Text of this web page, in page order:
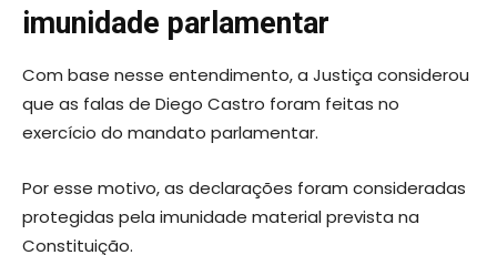
imunidade parlamentar
Com base nesse entendimento, a Justiça considerou
que as falas de Diego Castro foram feitas no
exercício do mandato parlamentar.
Por esse motivo, as declarações foram consideradas
protegidas pela imunidade material prevista na
Constituição.